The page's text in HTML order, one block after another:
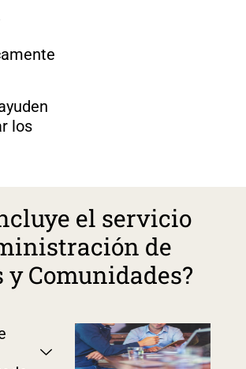
los
el servicio
de
y Comunidades?